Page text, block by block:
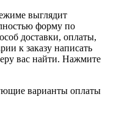
выглядит
форму по
доставки, оплаты,
к заказу написать
вас найти. Нажмите
варианты оплаты